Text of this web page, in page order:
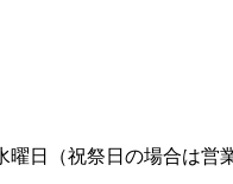
日（祝祭日の場合は営